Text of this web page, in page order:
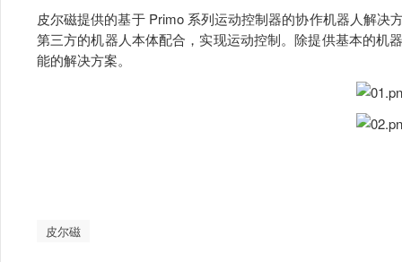
皮尔磁提供的基于 Primo 系列运动控制器的协作机器人解
第三方的机器人本体配合，实现运动控制。除提供基本的机
能的解决方案。
皮尔磁